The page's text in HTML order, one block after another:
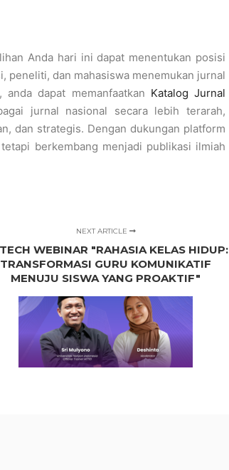
Anda hari ini dapat menentukan posisi
peneliti, dan mahasiswa menemukan jurnal
dapat memanfaatkan Katalog Jurnal
jurnal nasional secara lebih terarah,
dan strategis. Dengan dukungan platform
berkembang menjadi publikasi ilmiah
NEXT ARTICLE
WEBINAR "RAHASIA KELAS HIDUP:
TRANSFORMASI GURU KOMUNIKATIF
MENUJU SISWA YANG PROAKTIF"